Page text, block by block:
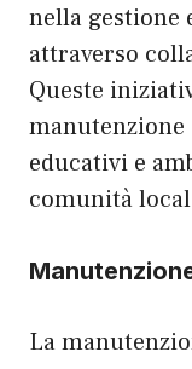
nella gestione
attraverso
Queste
educativi e
comunità
La